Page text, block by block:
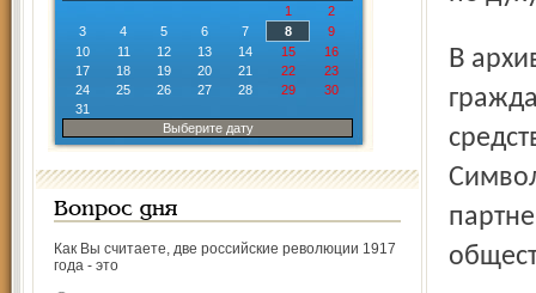
1
2
3
4 5 6 7 8
9
10
11 12 13 14 15
16
17
18 19 20 21 22
23
24
25 26 27 28 29
30
31
Выберите дату
Вопрос дня
Как Вы считаете, две российские революции 1917
года - это
В архивных документах подчеркивается, что даже в годы